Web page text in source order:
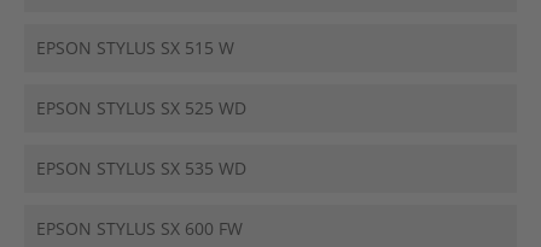
EPSON STYLUS SX 515 W
EPSON STYLUS SX 525 WD
EPSON STYLUS SX 535 WD
EPSON STYLUS SX 600 FW